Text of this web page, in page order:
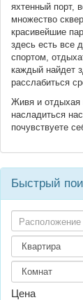
яхтенный порт,
множество
красивейшие
здесь есть все
спортом,
каждый найдет
расслабиться
Живя и отдыхая
насладиться
почувствуете
Быстрый
Расположение
Цена